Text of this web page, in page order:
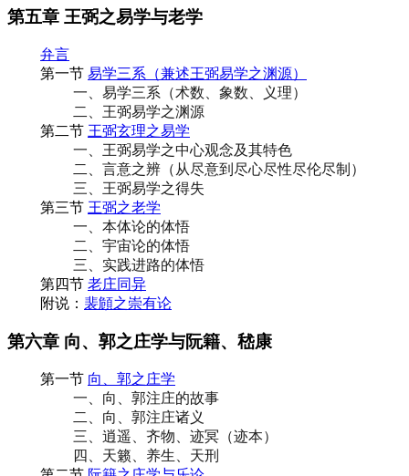
第五章 王弼之易学与老学
弁言
第一节 易学三系（兼述王弼易学之渊源）
一、易学三系（术数、象数、义理）
二、王弼易学之渊源
第二节 王弼玄理之易学
一、王弼易学之中心观念及其特色
二、言意之辨（从尽意到尽心尽性尽伦尽制）
三、王弼易学之得失
第三节 王弼之老学
一、本体论的体悟
二、宇宙论的体悟
三、实践进路的体悟
第四节 老庄同异
附说： 裴頠之崇有论
第六章 向、郭之庄学与阮籍、嵇康
第一节 向、郭之庄学
一、向、郭注庄的故事
二、向、郭注庄诸义
三、逍遥、齐物、迹冥（迹本）
四、天籁、养生、天刑